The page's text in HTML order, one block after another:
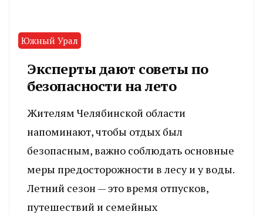
Южный Урал
Эксперты дают советы по
безопасности на лето
Жителям Челябинской области
напоминают, чтобы отдых был
безопасным, важно соблюдать основные
меры предосторожности в лесу и у воды.
Летний сезон — это время отпусков,
путешествий и семейных